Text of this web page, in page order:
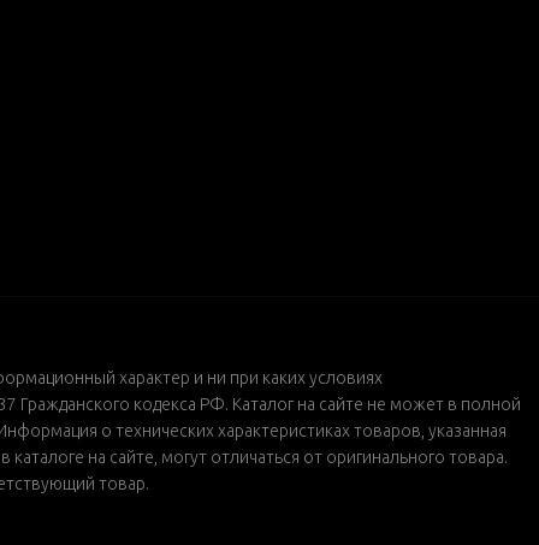
характер и ни при каких условиях
кодекса РФ. Каталог на сайте не может в полной
о технических характеристиках товаров, указанная
на сайте, могут отличаться от оригинального товара.
товар.